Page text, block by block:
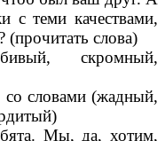
с теми качествами,
слова)
скромный,
со словами (жадный,
Мы, да, хотим,